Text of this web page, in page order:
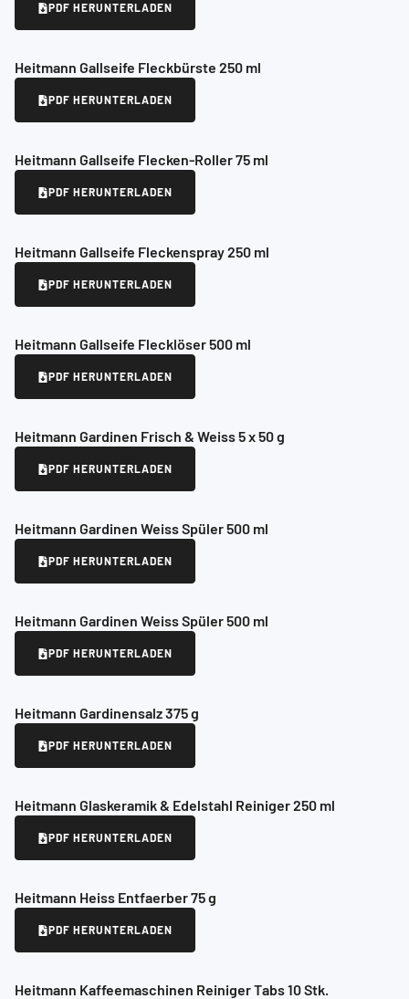
PDF HERUNTERLADEN
Heitmann Gallseife Fleckbürste 250 ml
PDF HERUNTERLADEN
Heitmann Gallseife Flecken-Roller 75 ml
PDF HERUNTERLADEN
Heitmann Gallseife Fleckenspray 250 ml
PDF HERUNTERLADEN
Heitmann Gallseife Flecklöser 500 ml
PDF HERUNTERLADEN
Heitmann Gardinen Frisch & Weiss 5 x 50 g
PDF HERUNTERLADEN
Heitmann Gardinen Weiss Spüler 500 ml
PDF HERUNTERLADEN
Heitmann Gardinen Weiss Spüler 500 ml
PDF HERUNTERLADEN
Heitmann Gardinensalz 375 g
PDF HERUNTERLADEN
Heitmann Glaskeramik & Edelstahl Reiniger 250 ml
PDF HERUNTERLADEN
Heitmann Heiss Entfaerber 75 g
PDF HERUNTERLADEN
Heitmann Kaffeemaschinen Reiniger Tabs 10 Stk.